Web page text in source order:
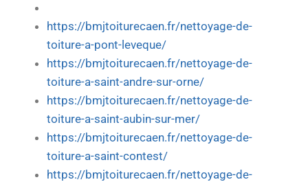
https://bmjtoiturecaen.fr/nettoyage-de-
toiture-a-pont-leveque/
https://bmjtoiturecaen.fr/nettoyage-de-
toiture-a-saint-andre-sur-orne/
https://bmjtoiturecaen.fr/nettoyage-de-
toiture-a-saint-aubin-sur-mer/
https://bmjtoiturecaen.fr/nettoyage-de-
toiture-a-saint-contest/
https://bmjtoiturecaen.fr/nettoyage-de-